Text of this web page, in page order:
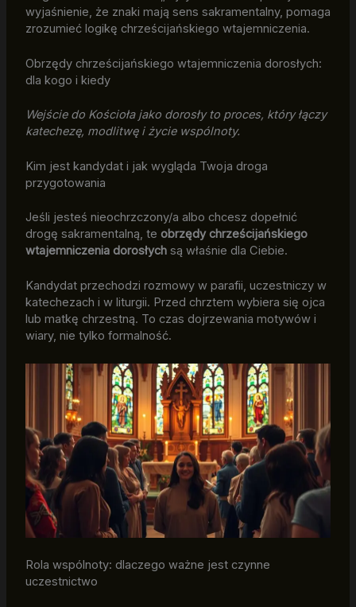
wyjaśnienie, że znaki mają sens sakramentalny, pomaga
zrozumieć logikę chrześcijańskiego wtajemniczenia.
Obrzędy chrześcijańskiego wtajemniczenia dorosłych:
dla kogo i kiedy
Wejście do Kościoła jako dorosły to proces, który łączy
katechezę, modlitwę i życie wspólnoty.
Kim jest kandydat i jak wygląda Twoja droga
przygotowania
Jeśli jesteś nieochrzczony/a albo chcesz dopełnić
drogę sakramentalną, te obrzędy chrześcijańskiego
wtajemniczenia dorosłychsą właśnie dla Ciebie.
Kandydat przechodzi rozmowy w parafii, uczestniczy w
katechezach i w liturgii. Przed chrztem wybiera się ojca
lub matkę chrzestną. To czas dojrzewania motywów i
wiary, nie tylko formalność.
Rola wspólnoty: dlaczego ważne jest czynne
uczestnictwo